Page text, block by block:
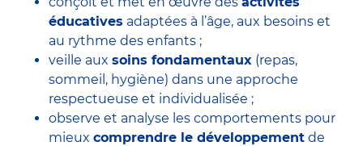
éducatives adaptées à l’âge, aux besoins et
au rythme des enfants ;
veille aux soins fondamentaux (repas,
sommeil, hygiène) dans une approche
respectueuse et individualisée ;
observe et analyse les comportements pour
mieux comprendre le développement de